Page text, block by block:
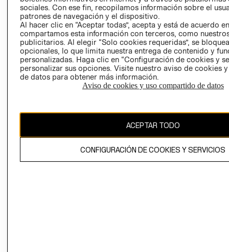
COOKIES
Chile ($)
El contenido de esta página web está protegido por copyright y es
propiedad de H&M Hennes & Mauritz AB.
sociales. Con ese fin, recopilamos información sobre el
patrones de navegación y el dispositivo.
Al hacer clic en “Aceptar todas”, acepta y está de acuerdo
compartamos esta información con terceros, como
publicitarios. Al elegir “Solo cookies requeridas”, se
opcionales, lo que limita nuestra entrega de contenido y
personalizadas. Haga clic en “Configuración de cookies y
personalizar sus opciones. Visite nuestro aviso de cookies
de datos para obtener más información.
Aviso de cookies y uso compartido de datos
ACEPTAR TODO
CONFIGURACIÓN DE COOKIES Y SERVICIOS